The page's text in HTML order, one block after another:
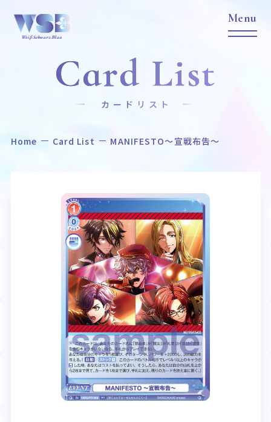
Home News
作品タイトル 商品情報
Event
イベント
Card List
カードリスト
Rule / Q&A
ルール/Q&A
Deck Recipe
デッキレシピ
Card List
カードリスト
Home Card List MANIFESTO～宣戦布告～